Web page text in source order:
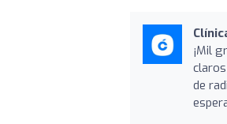
¡Mil
de